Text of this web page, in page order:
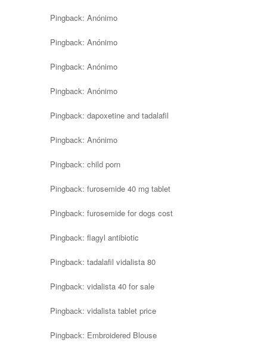
Pingback: Anónimo
Pingback: Anónimo
Pingback: Anónimo
Pingback: Anónimo
Pingback: dapoxetine and tadalafil
Pingback: Anónimo
Pingback: child porn
Pingback: furosemide 40 mg tablet
Pingback: furosemide for dogs cost
Pingback: flagyl antibiotic
Pingback: tadalafil vidalista 80
Pingback: vidalista 40 for sale
Pingback: vidalista tablet price
Pingback: Embroidered Blouse